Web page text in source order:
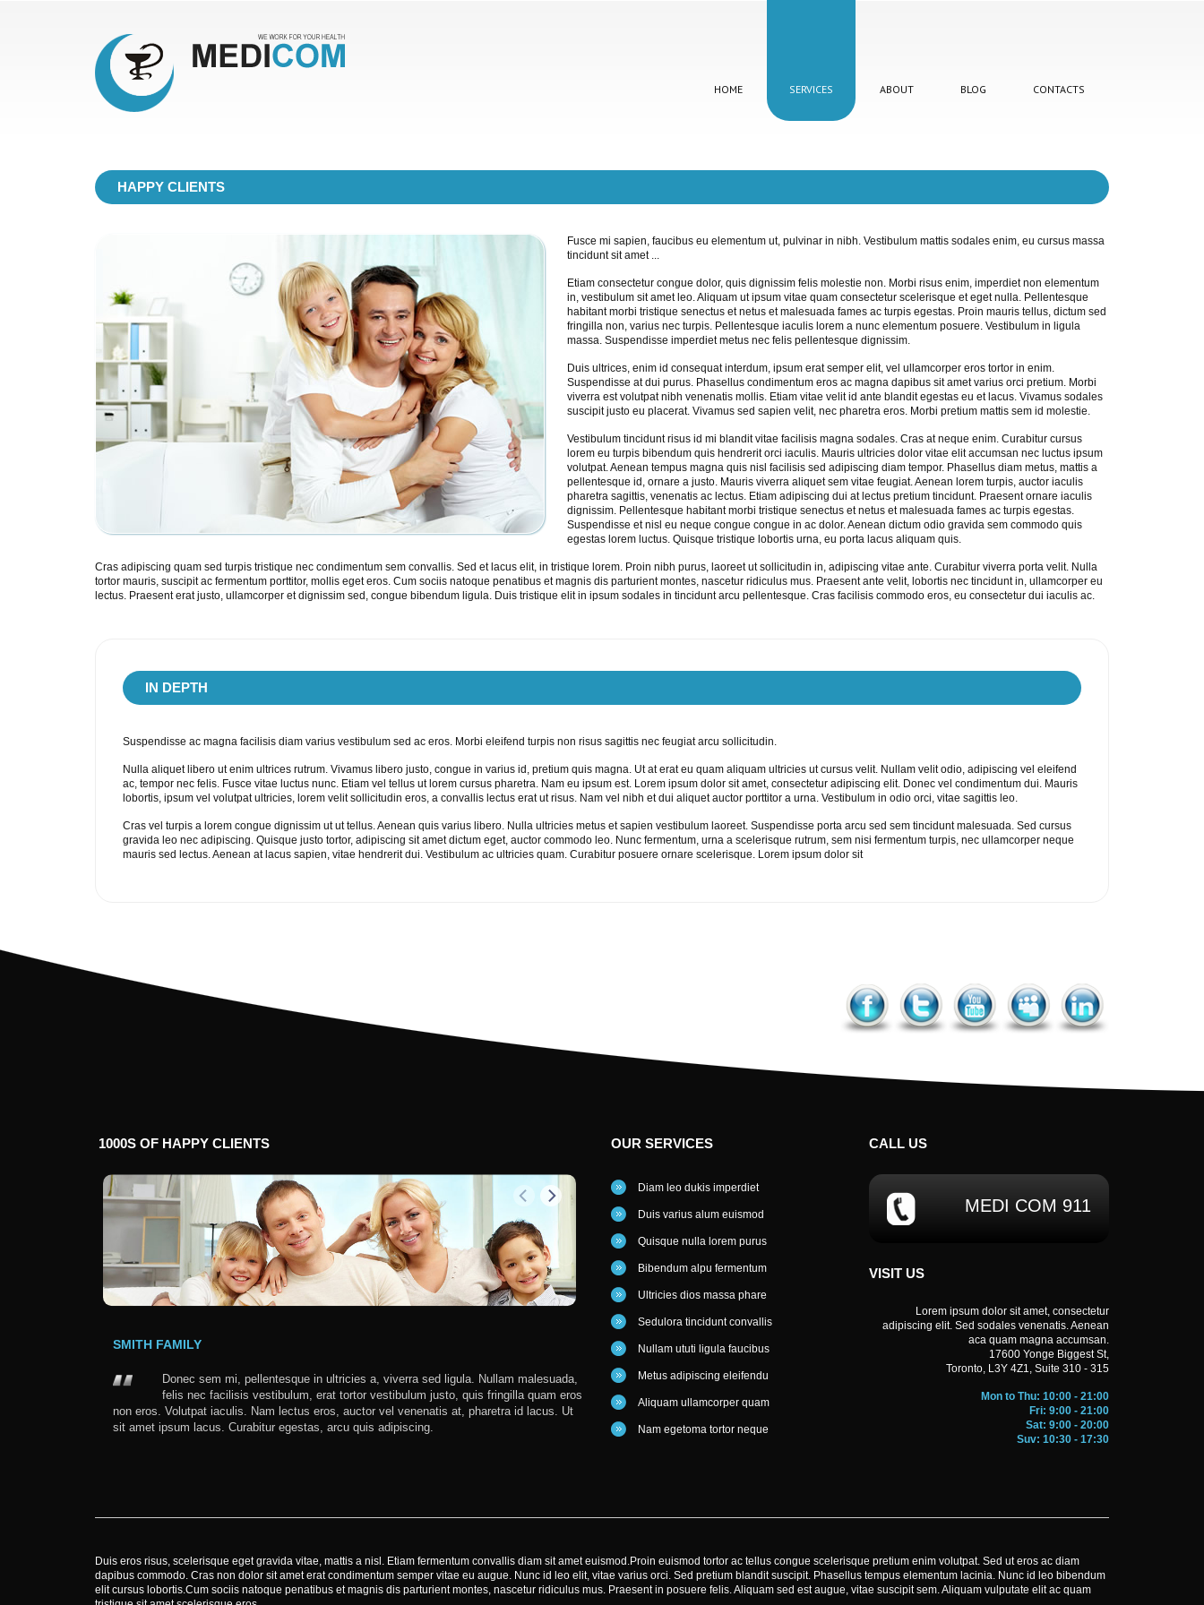
HOME SERVICES ABOUT BLOG CONTACTS
HAPPY CLIENTS
Fusce mi sapien, faucibus eu elementum ut, pulvinar in nibh. Vestibulum mattis sodales enim, eu cursus massa
tincidunt sit amet ...
Etiam consectetur congue dolor, quis dignissim felis molestie non. Morbi risus enim, imperdiet non elementum
in, vestibulum sit amet leo. Aliquam ut ipsum vitae quam consectetur scelerisque et eget nulla. Pellentesque
habitant morbi tristique senectus et netus et malesuada fames ac turpis egestas. Proin mauris tellus, dictum sed
fringilla non, varius nec turpis. Pellentesque iaculis lorem a nunc elementum posuere. Vestibulum in ligula
massa. Suspendisse imperdiet metus nec felis pellentesque dignissim.
Duis ultrices, enim id consequat interdum, ipsum erat semper elit, vel ullamcorper eros tortor in enim.
Suspendisse at dui purus. Phasellus condimentum eros ac magna dapibus sit amet varius orci pretium. Morbi
viverra est volutpat nibh venenatis mollis. Etiam vitae velit id ante blandit egestas eu et lacus. Vivamus sodales
suscipit justo eu placerat. Vivamus sed sapien velit, nec pharetra eros. Morbi pretium mattis sem id molestie.
Vestibulum tincidunt risus id mi blandit vitae facilisis magna sodales. Cras at neque enim. Curabitur cursus
lorem eu turpis bibendum quis hendrerit orci iaculis. Mauris ultricies dolor vitae elit accumsan nec luctus ipsum
volutpat. Aenean tempus magna quis nisl facilisis sed adipiscing diam tempor. Phasellus diam metus, mattis a
pellentesque id, ornare a justo. Mauris viverra aliquet sem vitae feugiat. Aenean lorem turpis, auctor iaculis
pharetra sagittis, venenatis ac lectus. Etiam adipiscing dui at lectus pretium tincidunt. Praesent ornare iaculis
dignissim. Pellentesque habitant morbi tristique senectus et netus et malesuada fames ac turpis egestas.
Suspendisse et nisl eu neque congue congue in ac dolor. Aenean dictum odio gravida sem commodo quis
egestas lorem luctus. Quisque tristique lobortis urna, eu porta lacus aliquam quis.
Cras adipiscing quam sed turpis tristique nec condimentum sem convallis. Sed et lacus elit, in tristique lorem. Proin nibh purus, laoreet ut sollicitudin in, adipiscing vitae ante. Curabitur viverra porta velit. Nulla
tortor mauris, suscipit ac fermentum porttitor, mollis eget eros. Cum sociis natoque penatibus et magnis dis parturient montes, nascetur ridiculus mus. Praesent ante velit, lobortis nec tincidunt in, ullamcorper eu
lectus. Praesent erat justo, ullamcorper et dignissim sed, congue bibendum ligula. Duis tristique elit in ipsum sodales in tincidunt arcu pellentesque. Cras facilisis commodo eros, eu consectetur dui iaculis ac.
IN DEPTH
Suspendisse ac magna facilisis diam varius vestibulum sed ac eros. Morbi eleifend turpis non risus sagittis nec feugiat arcu sollicitudin.
Nulla aliquet libero ut enim ultrices rutrum. Vivamus libero justo, congue in varius id, pretium quis magna. Ut at erat eu quam aliquam ultricies ut cursus velit. Nullam velit odio, adipiscing vel eleifend
ac, tempor nec felis. Fusce vitae luctus nunc. Etiam vel tellus ut lorem cursus pharetra. Nam eu ipsum est. Lorem ipsum dolor sit amet, consectetur adipiscing elit. Donec vel condimentum dui. Mauris
lobortis, ipsum vel volutpat ultricies, lorem velit sollicitudin eros, a convallis lectus erat ut risus. Nam vel nibh et dui aliquet auctor porttitor a urna. Vestibulum in odio orci, vitae sagittis leo.
Cras vel turpis a lorem congue dignissim ut ut tellus. Aenean quis varius libero. Nulla ultricies metus et sapien vestibulum laoreet. Suspendisse porta arcu sed sem tincidunt malesuada. Sed cursus
gravida leo nec adipiscing. Quisque justo tortor, adipiscing sit amet dictum eget, auctor commodo leo. Nunc fermentum, urna a scelerisque rutrum, sem nisi fermentum turpis, nec ullamcorper neque
mauris sed lectus. Aenean at lacus sapien, vitae hendrerit dui. Vestibulum ac ultricies quam. Curabitur posuere ornare scelerisque. Lorem ipsum dolor sit
1000S OF HAPPY CLIENTS
SMITH FAMILY
Donec sem mi, pellentesque in ultricies a, viverra sed ligula. Nullam malesuada,
felis nec facilisis vestibulum, erat tortor vestibulum justo, quis fringilla quam eros
non eros. Volutpat iaculis. Nam lectus eros, auctor vel venenatis at, pharetra id lacus. Ut
sit amet ipsum lacus. Curabitur egestas, arcu quis adipiscing.
JEKSON FAMILY
Nullam malesuada, felis nec facilisis vestibulum, erat tortor vestibulum justo,
quis fringilla quam eros non eros. Volutpat iaculis. Nam lectus eros, auctor vel
venenatis at, pharetra id lacus. Ut sit amet ipsum lacus. Curabitur egestas, arcu quis
adipiscing. Cum sociis natoque penatibus et magnis dis parturient montes.
OUR SERVICES
Diam leo dukis imperdiet
Duis varius alum euismod
Quisque nulla lorem purus
Bibendum alpu fermentum
Ultricies dios massa phare
Sedulora tincidunt convallis
Nullam ututi ligula faucibus
Metus adipiscing eleifendu
Aliquam ullamcorper quam
Nam egetoma tortor neque
CALL US
MEDI COM 911
VISIT US
Lorem ipsum dolor sit amet, consectetur
adipiscing elit. Sed sodales venenatis. Aenean
aca quam magna accumsan.
17600 Yonge Biggest St,
Toronto, L3Y 4Z1, Suite 310 - 315
Mon to Thu: 10:00 - 21:00
Fri: 9:00 - 21:00
Sat: 9:00 - 20:00
Suv: 10:30 - 17:30
Duis eros risus, scelerisque eget gravida vitae, mattis a nisl. Etiam fermentum convallis diam sit amet euismod.Proin euismod tortor ac tellus congue scelerisque pretium enim volutpat. Sed ut eros ac diam
dapibus commodo. Cras non dolor sit amet erat condimentum semper vitae eu augue. Nunc id leo elit, vitae varius orci. Sed pretium blandit suscipit. Phasellus tempus elementum lacinia. Nunc id leo bibendum
elit cursus lobortis.Cum sociis natoque penatibus et magnis dis parturient montes, nascetur ridiculus mus. Praesent in posuere felis. Aliquam sed est augue, vitae suscipit sem. Aliquam vulputate elit ac quam